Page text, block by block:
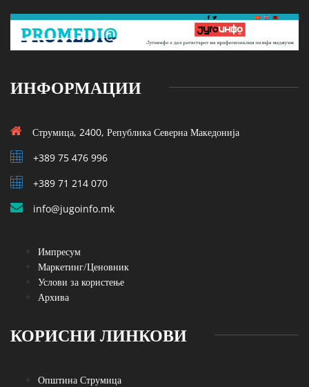
ИНФОРМАЦИИ
Струмица, 2400, Република Северна Македонија
+389 75 476 996
+389 71 214 070
info@jugoinfo.mk
Импресум
Маркетинг/Ценовник
Услови за користење
Архива
КОРИСНИ ЛИНКОВИ
Општина Струмица